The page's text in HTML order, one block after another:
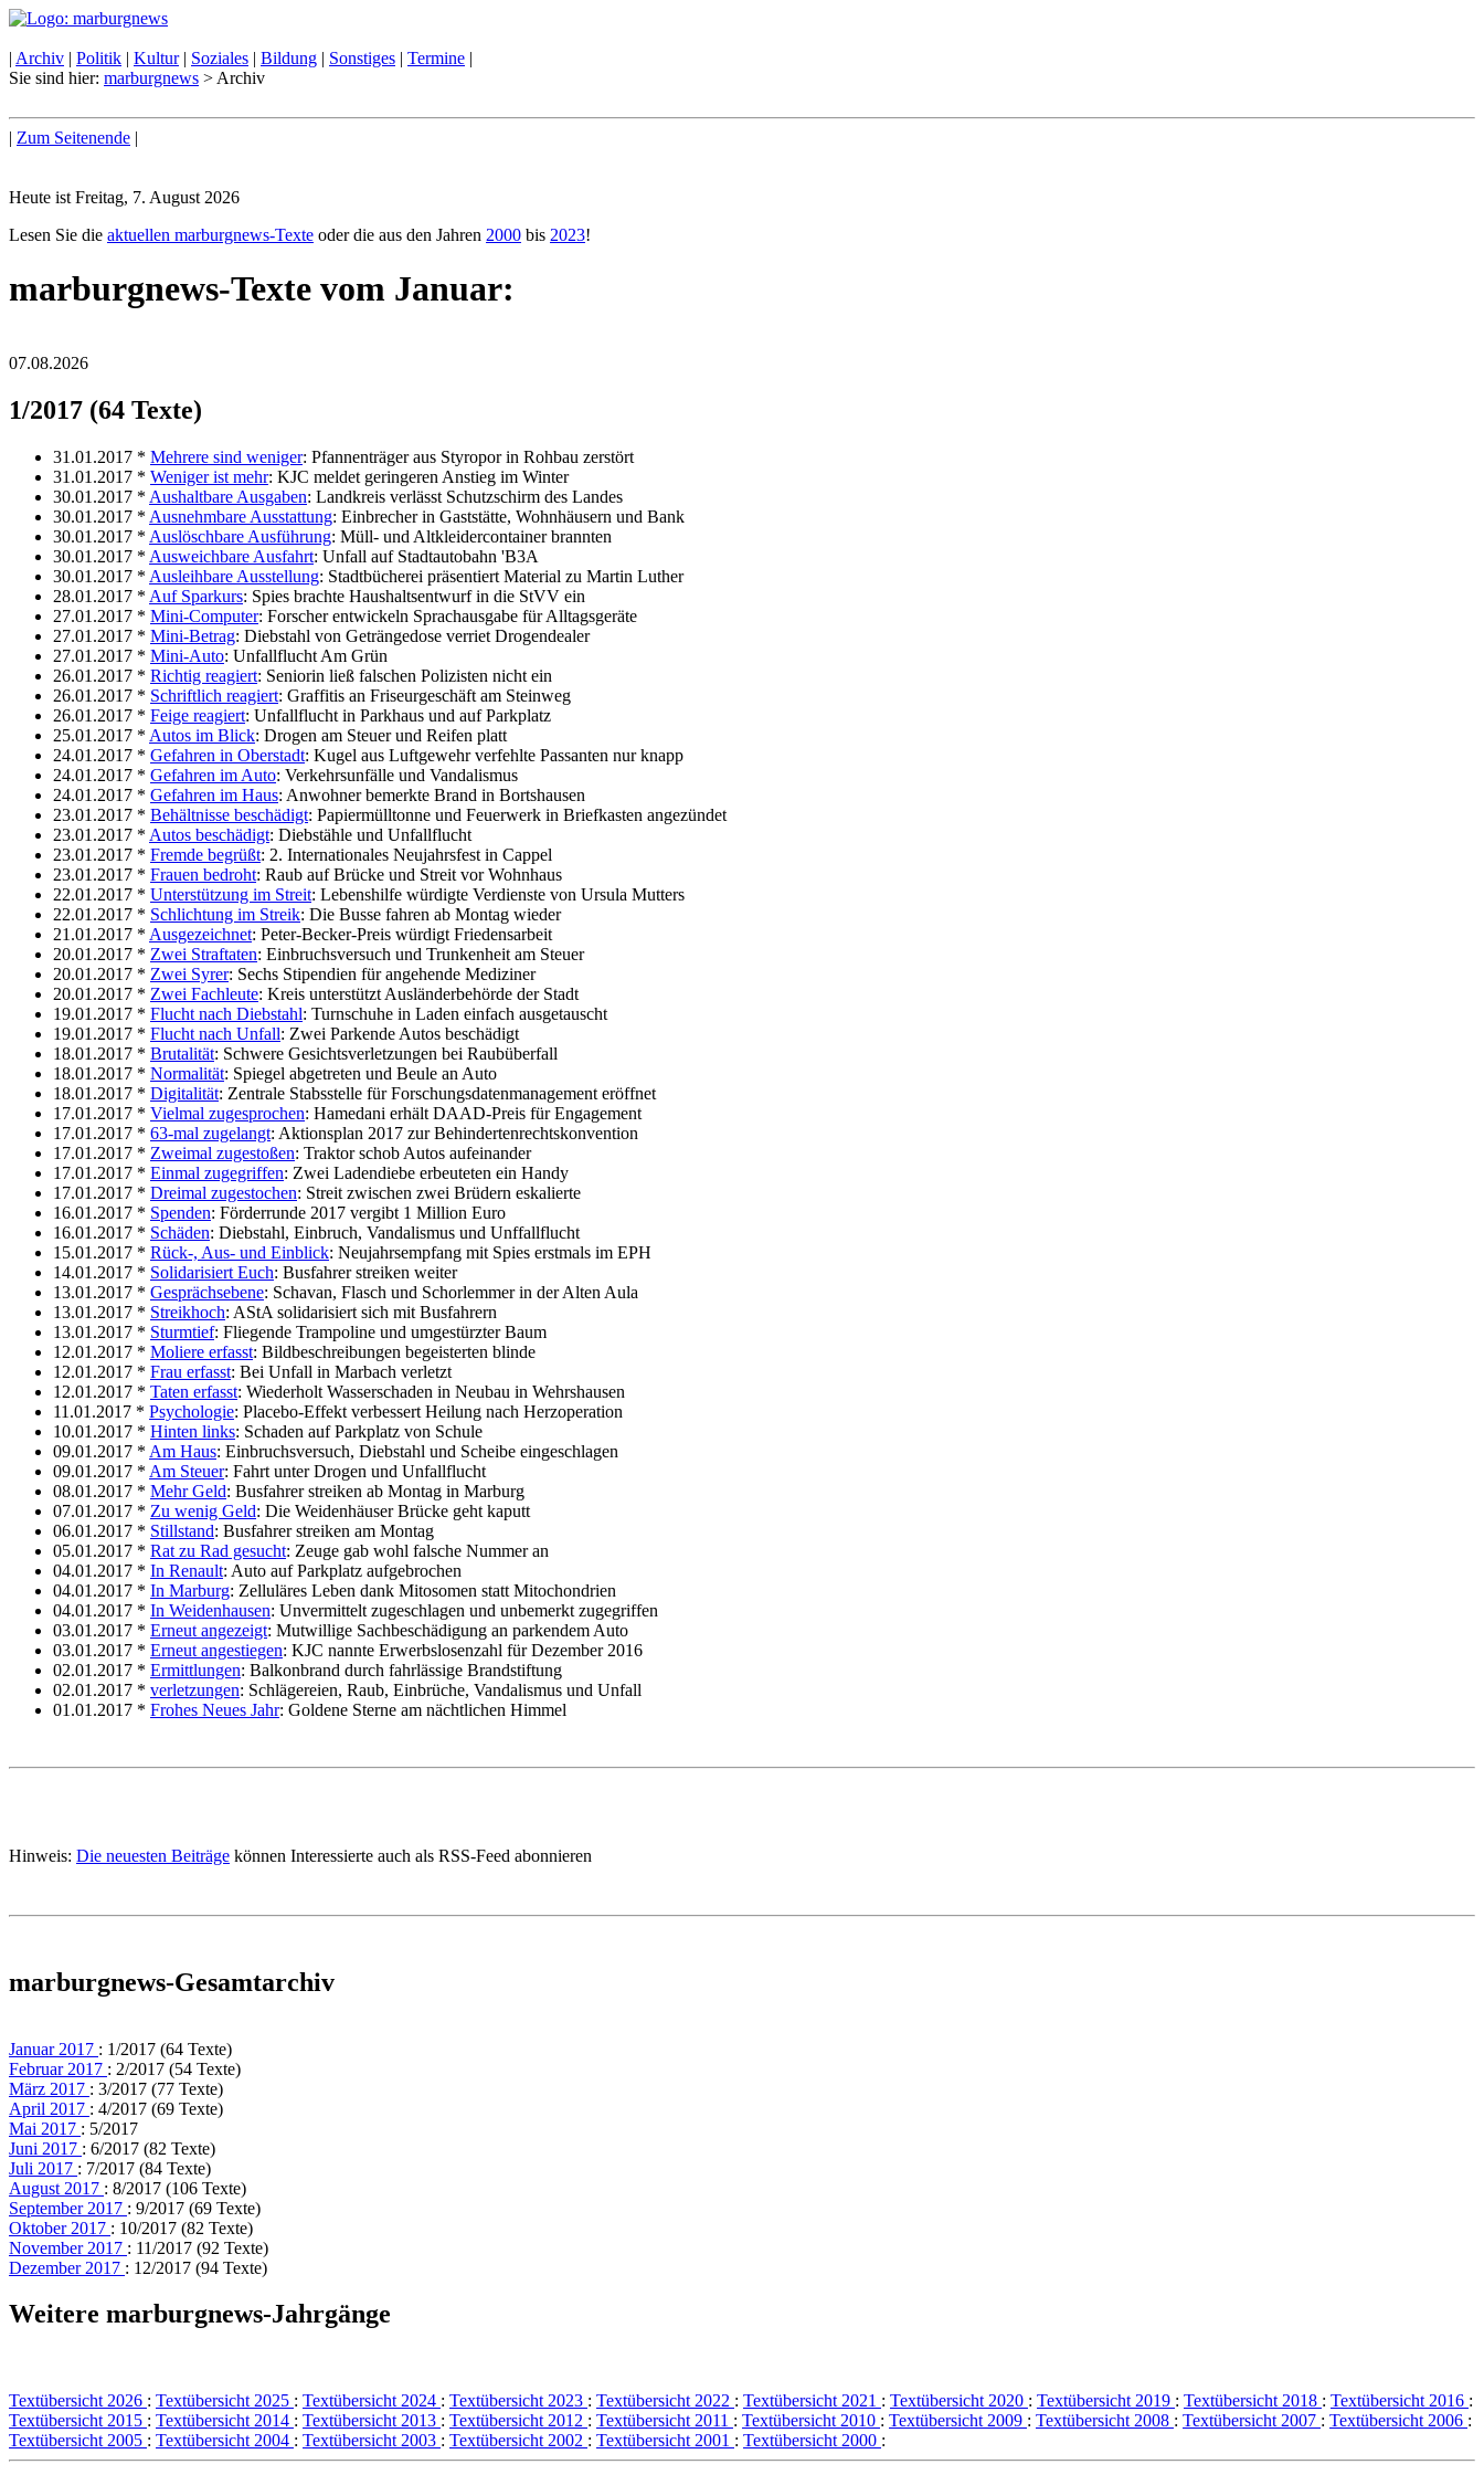
| Archiv | Politik | Kultur| Soziales | Bildung | Sonstiges | Termine |
Sie sind hier: marburgnews > Archiv
| Zum Seitenende |
Heute ist Freitag, 7. August 2026
Lesen Sie die aktuellen marburgnews-Texte oder die aus den Jahren 2000 bis 2023!
marburgnews-Texte vom Januar:
07.08.2026
1/2017 (64 Texte)
31.01.2017 * Mehrere sind weniger: Pfannenträger aus Styropor in Rohbau zerstört
31.01.2017 * Weniger ist mehr: KJC meldet geringeren Anstieg im Winter
30.01.2017 * Aushaltbare Ausgaben: Landkreis verlässt Schutzschirm des Landes
30.01.2017 * Ausnehmbare Ausstattung: Einbrecher in Gaststätte, Wohnhäusern und Bank
30.01.2017 * Auslöschbare Ausführung: Müll- und Altkleidercontainer brannten
30.01.2017 * Ausweichbare Ausfahrt: Unfall auf Stadtautobahn 'B3A
30.01.2017 * Ausleihbare Ausstellung: Stadtbücherei präsentiert Material zu Martin Luther
28.01.2017 * Auf Sparkurs: Spies brachte Haushaltsentwurf in die StVV ein
27.01.2017 * Mini-Computer: Forscher entwickeln Sprachausgabe für Alltagsgeräte
27.01.2017 * Mini-Betrag: Diebstahl von Geträngedose verriet Drogendealer
27.01.2017 * Mini-Auto: Unfallflucht Am Grün
26.01.2017 * Richtig reagiert: Seniorin ließ falschen Polizisten nicht ein
26.01.2017 * Schriftlich reagiert: Graffitis an Friseurgeschäft am Steinweg
26.01.2017 * Feige reagiert: Unfallflucht in Parkhaus und auf Parkplatz
25.01.2017 * Autos im Blick: Drogen am Steuer und Reifen platt
24.01.2017 * Gefahren in Oberstadt: Kugel aus Luftgewehr verfehlte Passanten nur knapp
24.01.2017 * Gefahren im Auto: Verkehrsunfälle und Vandalismus
24.01.2017 * Gefahren im Haus: Anwohner bemerkte Brand in Bortshausen
23.01.2017 * Behältnisse beschädigt: Papiermülltonne und Feuerwerk in Briefkasten angezündet
23.01.2017 * Autos beschädigt: Diebstähle und Unfallflucht
23.01.2017 * Fremde begrüßt: 2. Internationales Neujahrsfest in Cappel
23.01.2017 * Frauen bedroht: Raub auf Brücke und Streit vor Wohnhaus
22.01.2017 * Unterstützung im Streit: Lebenshilfe würdigte Verdienste von Ursula Mutters
22.01.2017 * Schlichtung im Streik: Die Busse fahren ab Montag wieder
21.01.2017 * Ausgezeichnet: Peter-Becker-Preis würdigt Friedensarbeit
20.01.2017 * Zwei Straftaten: Einbruchsversuch und Trunkenheit am Steuer
20.01.2017 * Zwei Syrer: Sechs Stipendien für angehende Mediziner
20.01.2017 * Zwei Fachleute: Kreis unterstützt Ausländerbehörde der Stadt
19.01.2017 * Flucht nach Diebstahl: Turnschuhe in Laden einfach ausgetauscht
19.01.2017 * Flucht nach Unfall: Zwei Parkende Autos beschädigt
18.01.2017 * Brutalität: Schwere Gesichtsverletzungen bei Raubüberfall
18.01.2017 * Normalität: Spiegel abgetreten und Beule an Auto
18.01.2017 * Digitalität: Zentrale Stabsstelle für Forschungsdatenmanagement eröffnet
17.01.2017 * Vielmal zugesprochen: Hamedani erhält DAAD-Preis für Engagement
17.01.2017 * 63-mal zugelangt: Aktionsplan 2017 zur Behindertenrechtskonvention
17.01.2017 * Zweimal zugestoßen: Traktor schob Autos aufeinander
17.01.2017 * Einmal zugegriffen: Zwei Ladendiebe erbeuteten ein Handy
17.01.2017 * Dreimal zugestochen: Streit zwischen zwei Brüdern eskalierte
16.01.2017 * Spenden: Förderrunde 2017 vergibt 1 Million Euro
16.01.2017 * Schäden: Diebstahl, Einbruch, Vandalismus und Unffallflucht
15.01.2017 * Rück-, Aus- und Einblick: Neujahrsempfang mit Spies erstmals im EPH
14.01.2017 * Solidarisiert Euch: Busfahrer streiken weiter
13.01.2017 * Gesprächsebene: Schavan, Flasch und Schorlemmer in der Alten Aula
13.01.2017 * Streikhoch: AStA solidarisiert sich mit Busfahrern
13.01.2017 * Sturmtief: Fliegende Trampoline und umgestürzter Baum
12.01.2017 * Moliere erfasst: Bildbeschreibungen begeisterten blinde
12.01.2017 * Frau erfasst: Bei Unfall in Marbach verletzt
12.01.2017 * Taten erfasst: Wiederholt Wasserschaden in Neubau in Wehrshausen
11.01.2017 * Psychologie: Placebo-Effekt verbessert Heilung nach Herzoperation
10.01.2017 * Hinten links: Schaden auf Parkplatz von Schule
09.01.2017 * Am Haus: Einbruchsversuch, Diebstahl und Scheibe eingeschlagen
09.01.2017 * Am Steuer: Fahrt unter Drogen und Unfallflucht
08.01.2017 * Mehr Geld: Busfahrer streiken ab Montag in Marburg
07.01.2017 * Zu wenig Geld: Die Weidenhäuser Brücke geht kaputt
06.01.2017 * Stillstand: Busfahrer streiken am Montag
05.01.2017 * Rat zu Rad gesucht: Zeuge gab wohl falsche Nummer an
04.01.2017 * In Renault: Auto auf Parkplatz aufgebrochen
04.01.2017 * In Marburg: Zelluläres Leben dank Mitosomen statt Mitochondrien
04.01.2017 * In Weidenhausen: Unvermittelt zugeschlagen und unbemerkt zugegriffen
03.01.2017 * Erneut angezeigt: Mutwillige Sachbeschädigung an parkendem Auto
03.01.2017 * Erneut angestiegen: KJC nannte Erwerbslosenzahl für Dezember 2016
02.01.2017 * Ermittlungen: Balkonbrand durch fahrlässige Brandstiftung
02.01.2017 * verletzungen: Schlägereien, Raub, Einbrüche, Vandalismus und Unfall
01.01.2017 * Frohes Neues Jahr: Goldene Sterne am nächtlichen Himmel
Hinweis: Die neuesten Beiträge können Interessierte auch als RSS-Feed abonnieren
marburgnews-Gesamtarchiv
Januar 2017 : 1/2017 (64 Texte)
Februar 2017 : 2/2017 (54 Texte)
März 2017 : 3/2017 (77 Texte)
April 2017 : 4/2017 (69 Texte)
Mai 2017 : 5/2017
Juni 2017 : 6/2017 (82 Texte)
Juli 2017 : 7/2017 (84 Texte)
August 2017 : 8/2017 (106 Texte)
September 2017 : 9/2017 (69 Texte)
Oktober 2017 : 10/2017 (82 Texte)
November 2017 : 11/2017 (92 Texte)
Dezember 2017 : 12/2017 (94 Texte)
Weitere marburgnews-Jahrgänge
Textübersicht 2026 : Textübersicht 2025 : Textübersicht 2024 : Textübersicht 2023 : Textübersicht 2022 : Textübersicht 2021 : Textübersicht 2020 : Textübersicht 2019 : Textübersicht 2018 : Textübersicht 2016 :
Textübersicht 2015 : Textübersicht 2014 : Textübersicht 2013 : Textübersicht 2012 : Textübersicht 2011 : Textübersicht 2010 : Textübersicht 2009 : Textübersicht 2008 : Textübersicht 2007 : Textübersicht 2006 :
Textübersicht 2005 : Textübersicht 2004 : Textübersicht 2003 : Textübersicht 2002 : Textübersicht 2001 : Textübersicht 2000 :